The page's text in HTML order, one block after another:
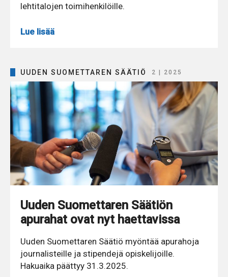
lehtitalojen toimihenkilöille.
Lue lisää
UUDEN SUOMETTAREN SÄÄTIÖ 2 | 2025
Uuden Suomettaren Säätiön
apurahat ovat nyt haettavissa
Uuden Suomettaren Säätiö myöntää apurahoja
journalisteille ja stipendejä opiskelijoille.
Hakuaika päättyy 31.3.2025.